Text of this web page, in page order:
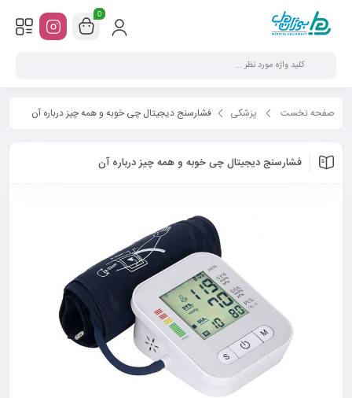
0
صفحه نخست پزشکی فشارسنج دیجیتال چی خوبه و همه چیز درباره آن
فشارسنج دیجیتال چی خوبه و همه چیز درباره آن